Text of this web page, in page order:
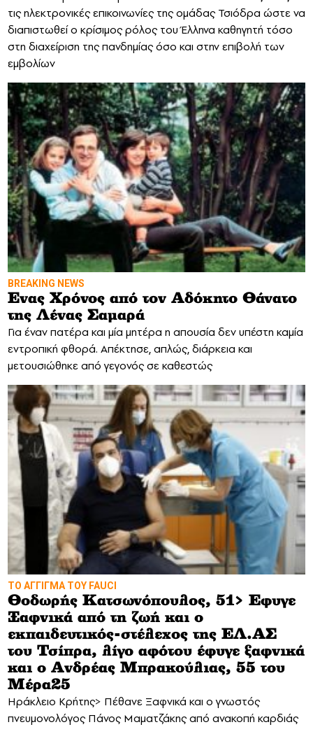
τις ηλεκτρονικές επικοινωνίες της ομάδας Τσιόδρα ώστε να
διαπιστωθεί ο κρίσιμος ρόλος του Έλληνα καθηγητή τόσο
στη διαχείριση της πανδημίας όσο και στην επιβολή των
εμβολίων
BREAKING NEWS
Eνας Χρόνος από τον Αδόκητο Θάνατο
της Λένας Σαμαρά
Για έναν πατέρα και μία μητέρα η απουσία δεν υπέστη καμία
εντροπική φθορά. Απέκτησε, απλώς, διάρκεια και
μετουσιώθηκε από γεγονός σε καθεστώς
TO ΆΓΓΙΓΜΑ ΤΟΥ FAUCI
Θοδωρής Κατσωνόπουλος, 51> Εφυγε
Ξαφνικά από τη ζωή και ο
εκπαιδευτικός-στέλεχος της EΛ.ΑΣ
του Τσίπρα, λίγο αφότου έφυγε ξαφνικά
και ο Ανδρέας Μπρακούλιας, 55 του
Mέρα25
Hράκλειο Κρήτης> Πέθανε Ξαφνικά και ο γνωστός
πνευμονολόγος Πάνος Μαματζάκης από ανακοπή καρδιάς